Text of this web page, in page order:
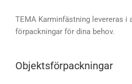
TEMA Karminfästning levereras i
förpackningar för dina behov.
Objektsförpackningar